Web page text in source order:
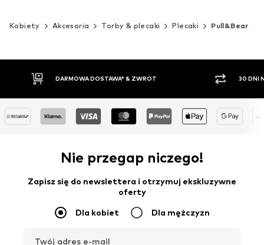
Kobiety Akcesoria Torby & plecaki Plecaki Pull&Bear
30 DNI NA ZWROT TOWARU
Nie przegap niczego!
Zapisz się do newslettera i otrzymuj ekskluzywne
oferty
Dla kobiet Dla mężczyzn
Twój adres e-mail